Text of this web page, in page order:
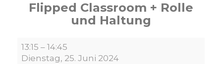
Flipped Classroom + Rolle
und Haltung​
Flipped
Classroom
13:15 – 14:45
Dienstag, 25. Juni 2024